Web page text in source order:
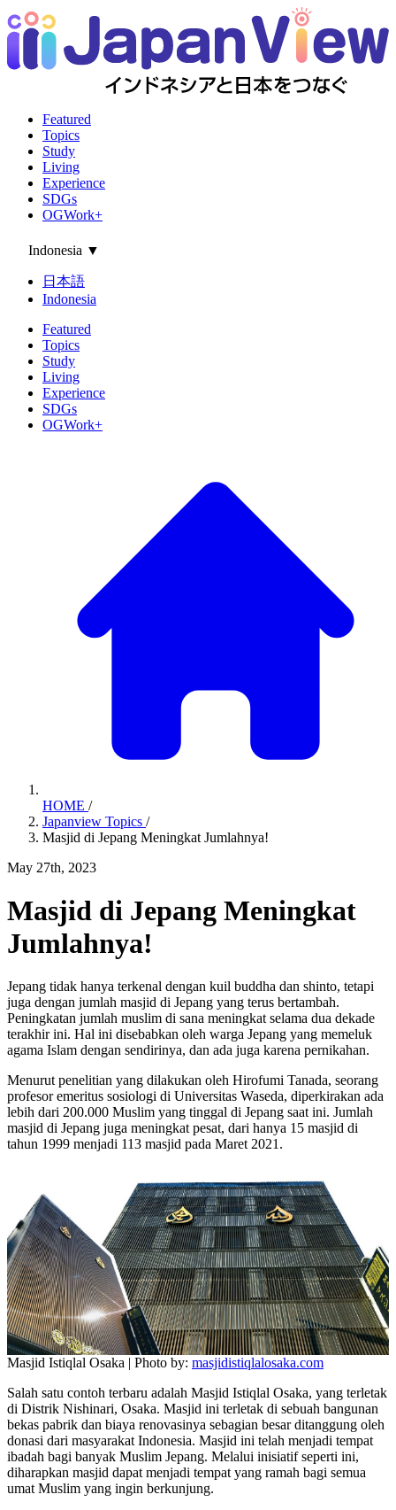
Featured
Topics
Study
Living
Experience
SDGs
OGWork+
Indonesia ▼
日本語
Indonesia
Featured
Topics
Study
Living
Experience
SDGs
OGWork+
HOME /
Japanview Topics /
Masjid di Jepang Meningkat Jumlahnya!
May 27th, 2023
Masjid di Jepang Meningkat
Jumlahnya!
Jepang tidak hanya terkenal dengan kuil buddha dan shinto, tetapi
juga dengan jumlah masjid di Jepang yang terus bertambah.
Peningkatan jumlah muslim di sana meningkat selama dua dekade
terakhir ini. Hal ini disebabkan oleh warga Jepang yang memeluk
agama Islam dengan sendirinya, dan ada juga karena pernikahan.
Menurut penelitian yang dilakukan oleh Hirofumi Tanada, seorang
profesor emeritus sosiologi di Universitas Waseda, diperkirakan ada
lebih dari 200.000 Muslim yang tinggal di Jepang saat ini. Jumlah
masjid di Jepang juga meningkat pesat, dari hanya 15 masjid di
tahun 1999 menjadi 113 masjid pada Maret 2021.
Masjid Istiqlal Osaka | Photo by: masjidistiqlalosaka.com
Salah satu contoh terbaru adalah Masjid Istiqlal Osaka, yang terletak
di Distrik Nishinari, Osaka. Masjid ini terletak di sebuah bangunan
bekas pabrik dan biaya renovasinya sebagian besar ditanggung oleh
donasi dari masyarakat Indonesia. Masjid ini telah menjadi tempat
ibadah bagi banyak Muslim Jepang. Melalui inisiatif seperti ini,
diharapkan masjid dapat menjadi tempat yang ramah bagi semua
umat Muslim yang ingin berkunjung.